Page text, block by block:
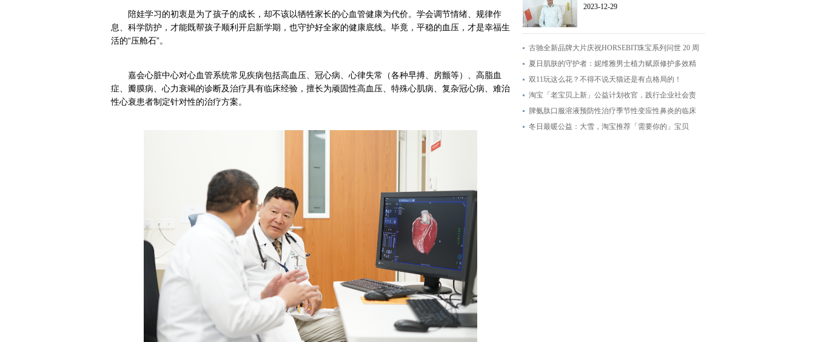
陪娃学习的初衷是为了孩子的成长，却不该以牺牲家长的心血管健康为代价。学会调节情绪、规律作
息、科学防护，才能既帮孩子顺利开启新学期，也守护好全家的健康底线。毕竟，平稳的血压，才是幸福生
活的“压舱石”。
嘉会心脏中心对心血管系统常见疾病包括高血压、冠心病、心律失常（各种早搏、房颤等）、高脂血
症、瓣膜病、心力衰竭的诊断及治疗具有临床经验，擅长为顽固性高血压、特殊心肌病、复杂冠心病、难治
性心衰患者制定针对性的治疗方案。
2023-12-29
古驰全新品牌大片庆祝HORSEBIT珠宝系列问世 20 周
夏日肌肤的守护者：妮维雅男士植力赋原修护多效精
双11玩这么花？不得不说天猫还是有点格局的！
淘宝「老宝贝上新」公益计划收官，践行企业社会责
脾氨肽口服溶液预防性治疗季节性变应性鼻炎的临床
冬日最暖公益：大雪，淘宝推荐「需要你的」宝贝